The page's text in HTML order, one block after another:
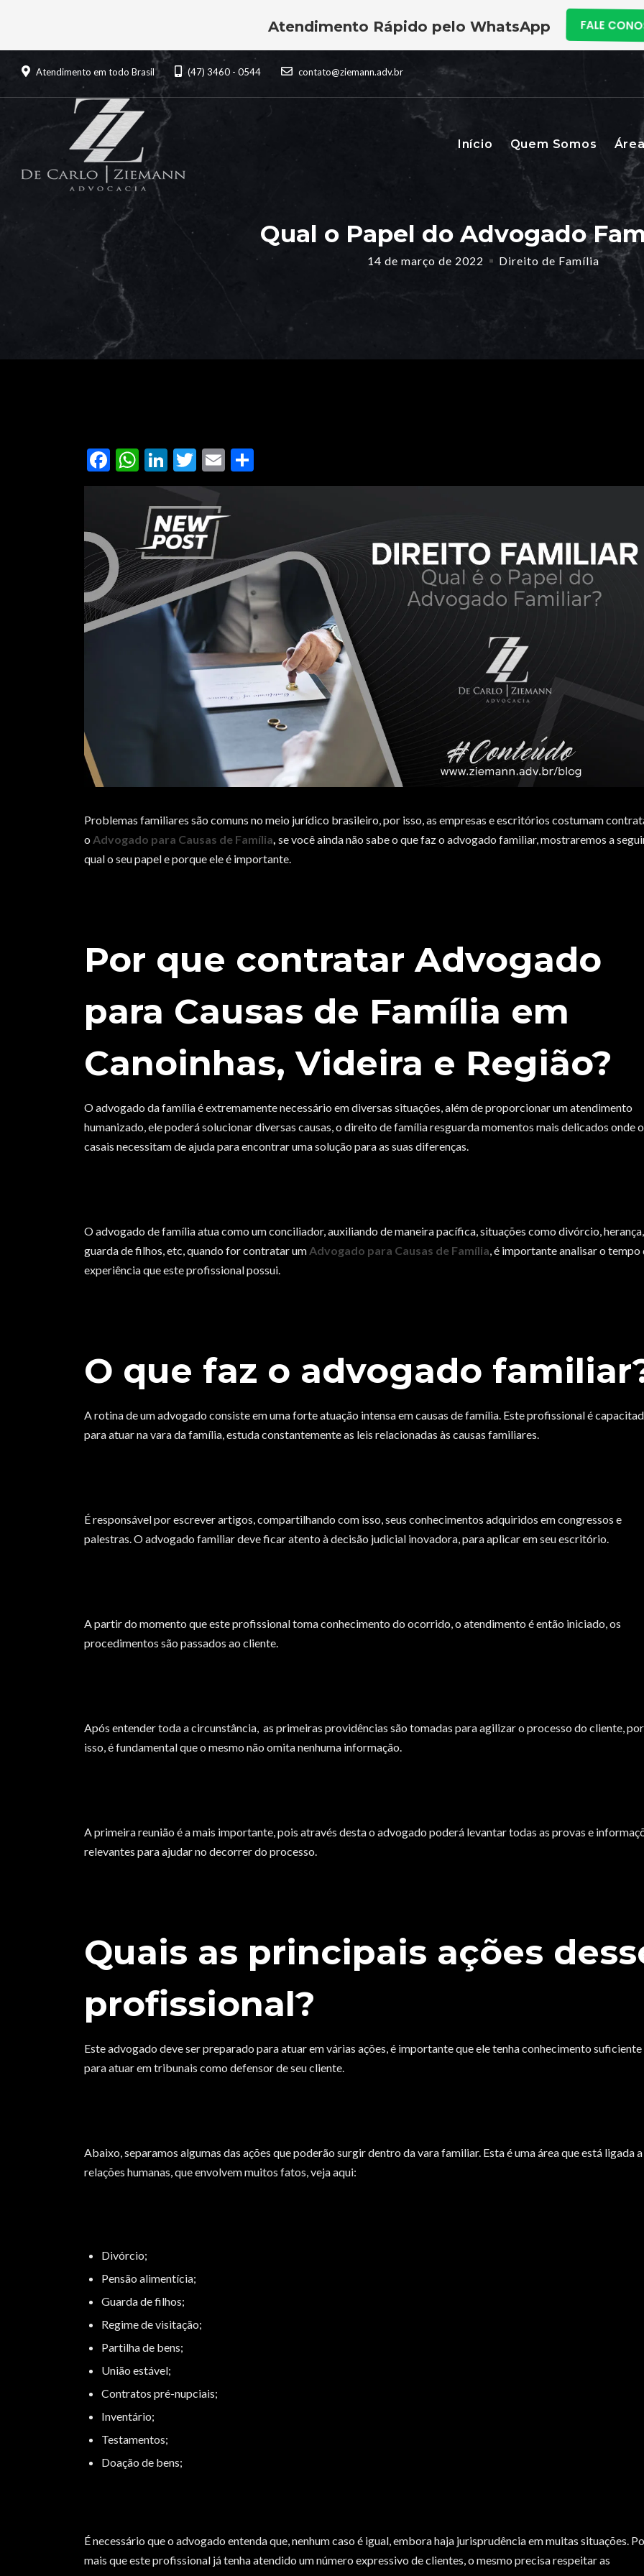
Atendimento Rápido pelo WhatsApp FALE
Atendimento em todo Brasil (47) 3460 - 0544 contato@ziemann.adv.br
Início Quem Somos
Qual o Papel do Advogado
14 de março de 2022 Direito de Família
Facebook
WhatsApp
LinkedIn
Twitter
Email
Problemas familiares são comuns no meio jurídico brasileiro, por isso, as empresas e escritórios costumam
o Advogado para Causas de Família, se você ainda não sabe o que faz o advogado familiar, mostraremos a
qual o seu papel e porque ele é importante.
Por que contratar Advogado
para Causas de Família em
Canoinhas, Videira e Região?
O advogado da família é extremamente necessário em diversas situações, além de proporcionar um atendimento
humanizado, ele poderá solucionar diversas causas, o direito de família resguarda momentos mais delicados onde
casais necessitam de ajuda para encontrar uma solução para as suas diferenças.
O advogado de família atua como um conciliador, auxiliando de maneira pacífica, situações como divórcio, herança,
guarda de filhos, etc, quando for contratar um Advogado para Causas de Família, é importante analisar o tempo
experiência que este profissional possui.
O que faz o advogado
A rotina de um advogado consiste em uma forte atuação intensa em causas de família. Este profissional é
para atuar na vara da família, estuda constantemente as leis relacionadas às causas familiares.
É responsável por escrever artigos, compartilhando com isso, seus conhecimentos adquiridos em congressos e
palestras. O advogado familiar deve ficar atento à decisão judicial inovadora, para aplicar em seu escritório.
A partir do momento que este profissional toma conhecimento do ocorrido, o atendimento é então iniciado, os
procedimentos são passados ao cliente.
Após entender toda a circunstância, as primeiras providências são tomadas para agilizar o processo do cliente, por
isso, é fundamental que o mesmo não omita nenhuma informação.
A primeira reunião é a mais importante, pois através desta o advogado poderá levantar todas as provas e
relevantes para ajudar no decorrer do processo.
Quais as principais ações
profissional?
Este advogado deve ser preparado para atuar em várias ações, é importante que ele tenha conhecimento suficiente
para atuar em tribunais como defensor de seu cliente.
Abaixo, separamos algumas das ações que poderão surgir dentro da vara familiar. Esta é uma área que está ligada a
relações humanas, que envolvem muitos fatos, veja aqui:
Divórcio;
Pensão alimentícia;
Guarda de filhos;
Regime de visitação;
Partilha de bens;
União estável;
Contratos pré-nupciais;
Inventário;
Testamentos;
Doação de bens;
É necessário que o advogado entenda que, nenhum caso é igual, embora haja jurisprudência em muitas situações.
mais que este profissional já tenha atendido um número expressivo de clientes, o mesmo precisa respeitar as